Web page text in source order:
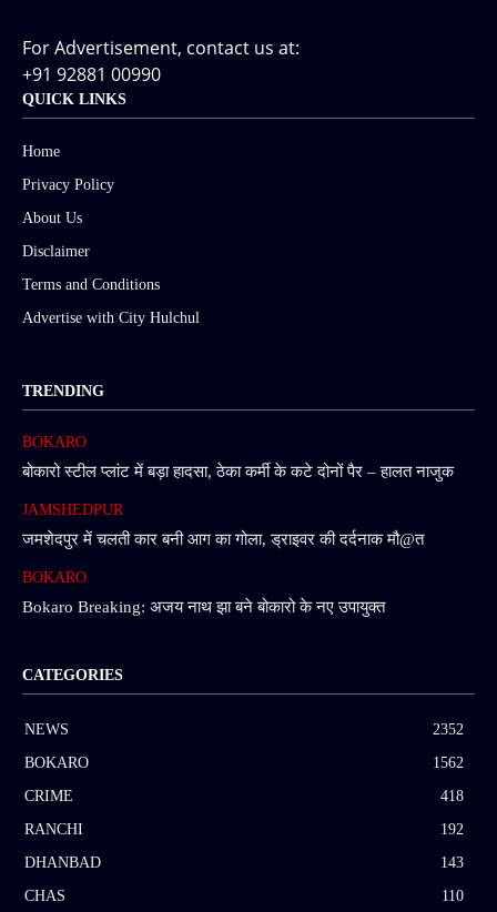
For Advertisement, contact us at:
+91 92881 00990
QUICK LINKS
Home
Privacy Policy
About Us
Disclaimer
Terms and Conditions
Advertise with City Hulchul
TRENDING
BOKARO
बोकारो स्टील प्लांट में बड़ा हादसा, ठेका कर्मी के कटे दोनों पैर – हालत नाजुक
JAMSHEDPUR
जमशेदपुर में चलती कार बनी आग का गोला, ड्राइवर की दर्दनाक मौ@त
BOKARO
Bokaro Breaking: अजय नाथ झा बने बोकारो के नए उपायुक्त
CATEGORIES
NEWS
2352
BOKARO
1562
CRIME
418
RANCHI
192
DHANBAD
143
CHAS
110